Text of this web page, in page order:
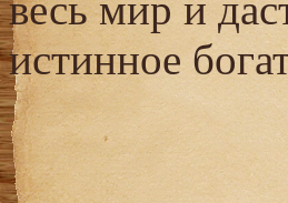
истинное